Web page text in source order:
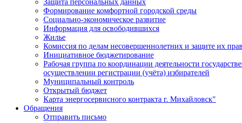
Защита персональных данных
Формирование комфортной городской среды
Социально-экономическое развитие
Информация для освободившихся
Жилье
Комиссия по делам несовершеннолетних и защите их прав
Инициативное бюджетирование
Рабочая группа по координации деятельности
осуществлении регистрации (учёта) избирателей
Муниципальный контроль
Открытый бюджет
Карта энергосервисного контракта г. Михайловск"
Обращения
Отправить письмо